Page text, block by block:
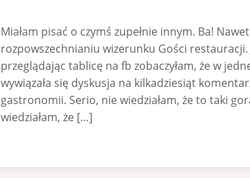
Miałam pisać o czymś zupełnie innym. Ba!
rozpowszechnianiu wizerunku Gości
przeglądając tablicę na fb zobaczyłam, że w
wywiązała się dyskusja na kilkadziesiąt
gastronomii. Serio, nie wiedziałam, że to taki
wiedziałam, że […]